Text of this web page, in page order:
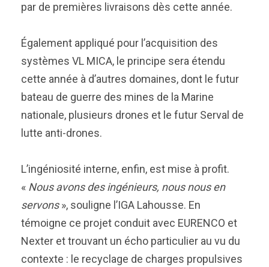
par de premières livraisons dès cette année.
Également appliqué pour l’acquisition des
systèmes VL MICA, le principe sera étendu
cette année à d’autres domaines, dont le futur
bateau de guerre des mines de la Marine
nationale, plusieurs drones et le futur Serval de
lutte anti-drones.
L’ingéniosité interne, enfin, est mise à profit.
« Nous avons des ingénieurs, nous nous en
servons», souligne l’IGA Lahousse. En
témoigne ce projet conduit avec EURENCO et
Nexter et trouvant un écho particulier au vu du
contexte : le recyclage de charges propulsives